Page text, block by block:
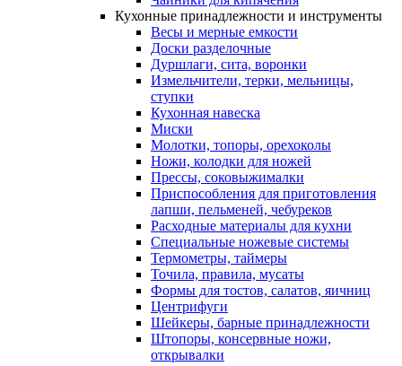
Кухонные принадлежности и инструменты
Весы и мерные емкости
Доски разделочные
Дуршлаги, сита, воронки
Измельчители, терки, мельницы,
ступки
Кухонная навеска
Миски
Молотки, топоры, орехоколы
Ножи, колодки для ножей
Прессы, соковыжималки
Приспособления для приготовления
лапши, пельменей, чебуреков
Расходные материалы для кухни
Специальные ножевые системы
Термометры, таймеры
Точила, правила, мусаты
Формы для тостов, салатов, яичниц
Центрифуги
Шейкеры, барные принадлежности
Штопоры, консервные ножи,
открывалки